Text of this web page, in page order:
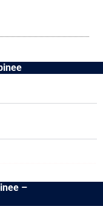
–